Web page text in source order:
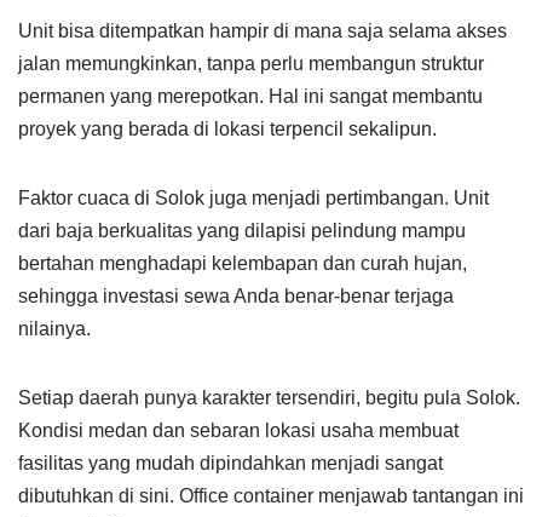
Unit bisa ditempatkan hampir di mana saja selama akses
jalan memungkinkan, tanpa perlu membangun struktur
permanen yang merepotkan. Hal ini sangat membantu
proyek yang berada di lokasi terpencil sekalipun.
Faktor cuaca di Solok juga menjadi pertimbangan. Unit
dari baja berkualitas yang dilapisi pelindung mampu
bertahan menghadapi kelembapan dan curah hujan,
sehingga investasi sewa Anda benar-benar terjaga
nilainya.
Setiap daerah punya karakter tersendiri, begitu pula Solok.
Kondisi medan dan sebaran lokasi usaha membuat
fasilitas yang mudah dipindahkan menjadi sangat
dibutuhkan di sini. Office container menjawab tantangan ini